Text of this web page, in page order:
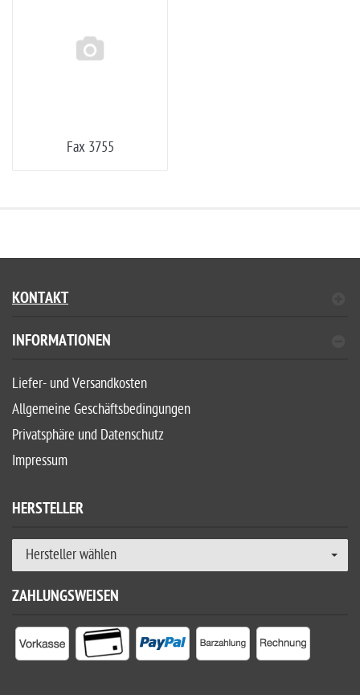
Fax 3755
KONTAKT
INFORMATIONEN
Liefer- und Versandkosten
Allgemeine Geschäftsbedingungen
Privatsphäre und Datenschutz
Impressum
HERSTELLER
Hersteller wählen
ZAHLUNGSWEISEN